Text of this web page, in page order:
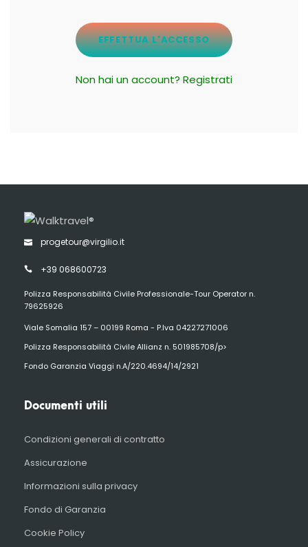
Non hai un account? Registrati
progetour@virgilio.it
+39 068600723
Polizza Responsabilità Civile Professionale-Tour Operator n.
79625926
Viale Somalia 157 – 00199 Roma - P.Iva 04227271006
Polizza Responsabilità Civile Allianz n. 501985708/p>
Fondo Garanzia Viaggi n.A/220.4694/14/2921
Documenti utili
Condizioni generali di contratto
Assicurazione
Informazioni sulla privacy
Fondo di Garanzia
Cookie Policy